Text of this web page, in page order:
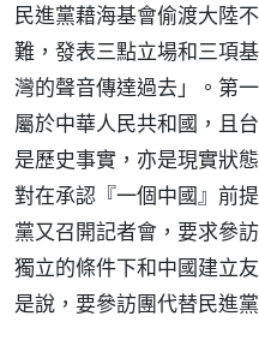
民進黨藉海基會偷渡大陸
難，發表三點立場和三項
灣的聲音傳達過去」。第
屬於中華人民共和國，且
是歷史事實，亦是現實狀
對在承認『一個中國』前
黨又召開記者會，要求參
獨立的條件下和中國建立
是說，要參訪團代替民進